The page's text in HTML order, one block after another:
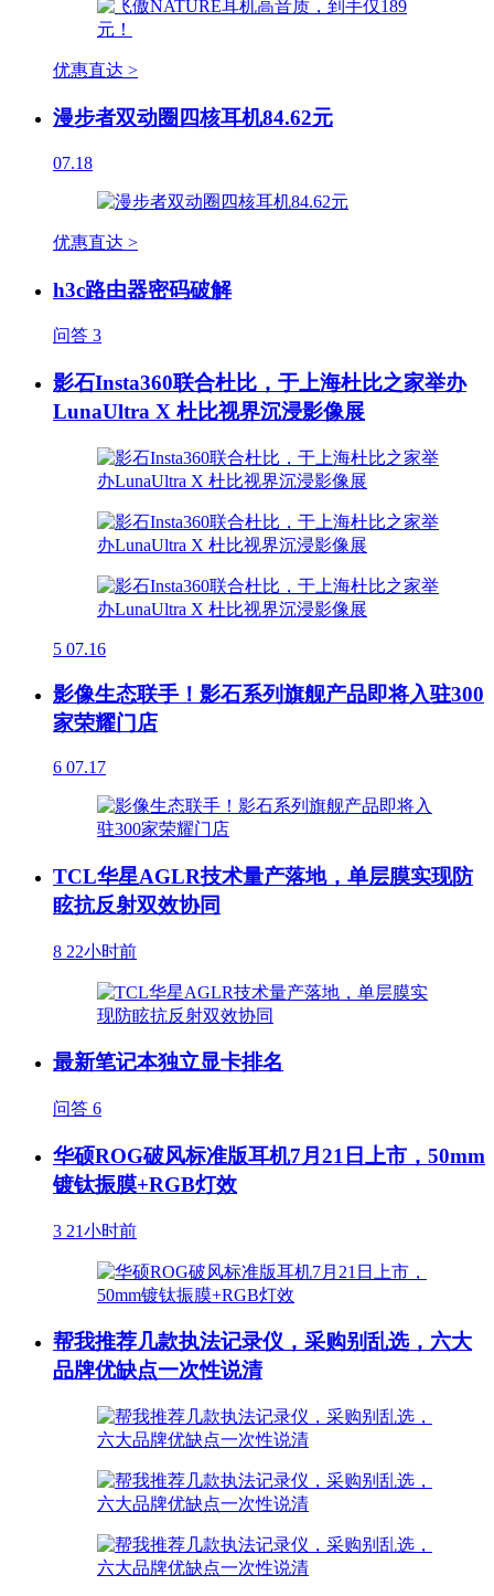
优惠直达 >
漫步者双动圈四核耳机84.62元
07.18
优惠直达 >
h3c路由器密码破解
问答 3
影石Insta360联合杜比，于上海杜比之家举办
LunaUltra X 杜比视界沉浸影像展
5 07.16
影像生态联手！影石系列旗舰产品即将入驻300
家荣耀门店
6 07.17
TCL华星AGLR技术量产落地，单层膜实现防
眩抗反射双效协同
8 22小时前
最新笔记本独立显卡排名
问答 6
华硕ROG破风标准版耳机7月21日上市，50mm
镀钛振膜+RGB灯效
3 21小时前
帮我推荐几款执法记录仪，采购别乱选，六大
品牌优缺点一次性说清